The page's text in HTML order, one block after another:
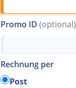
Promo ID (optional)
Rechnung per
Post